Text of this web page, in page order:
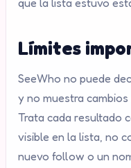
Límites
SeeWho no puede
y no muestra
Trata cada resultado
visible en la lista, no
nuevo follow o un